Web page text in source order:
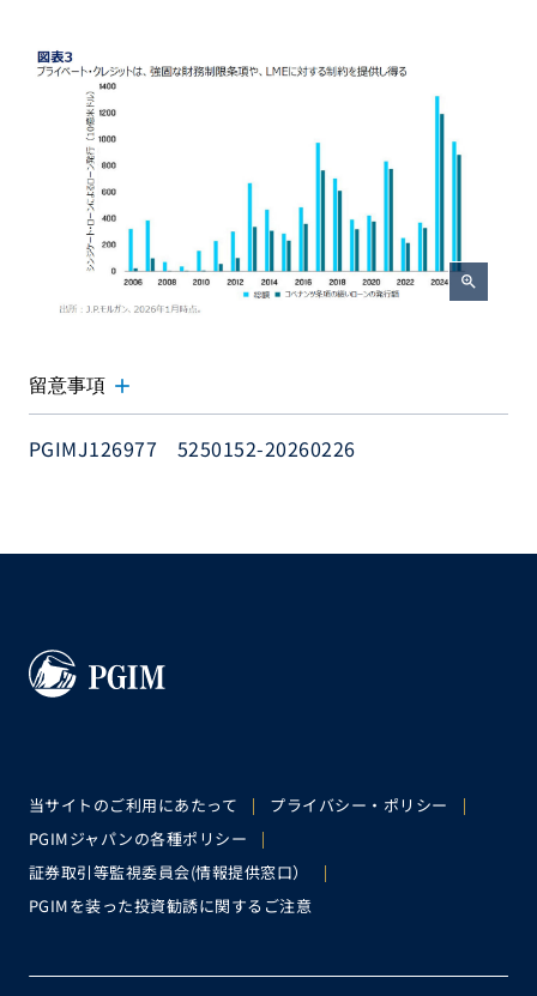
zoom_in
留意事項 add
PGIMJ126977 5250152-20260226
当サイトのご利用にあたって
プライバシー・ポリシー
PGIMジャパンの各種ポリシー
証券取引等監視委員会(情報提供窓口）
PGIMを装った投資勧誘に関するご注意